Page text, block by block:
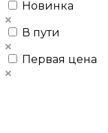
Новинка
В пути
Первая цена